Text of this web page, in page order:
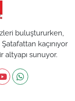
buluştururken,
kaçınıyor
altyapı sunuyor.